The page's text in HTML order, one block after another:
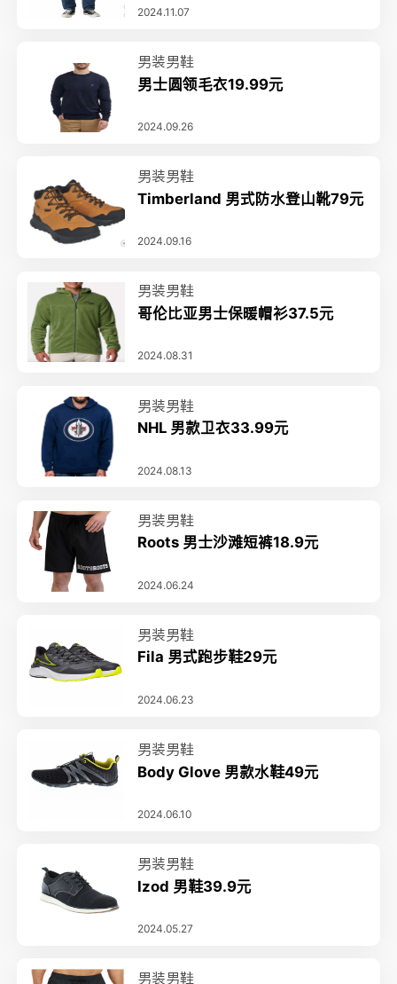
2024.11.07
男装男鞋
男士圆领毛衣19.99元
2024.09.26
男装男鞋
Timberland 男式防水登山靴79元
2024.09.16
男装男鞋
哥伦比亚男士保暖帽衫37.5元
2024.08.31
男装男鞋
NHL 男款卫衣33.99元
2024.08.13
男装男鞋
Roots 男士沙滩短裤18.9元
2024.06.24
男装男鞋
Fila 男式跑步鞋29元
2024.06.23
男装男鞋
Body Glove 男款水鞋49元
2024.06.10
男装男鞋
Izod 男鞋39.9元
2024.05.27
男装男鞋